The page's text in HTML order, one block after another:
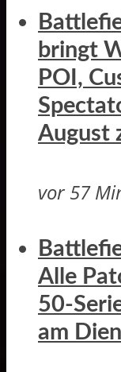
bringt
POI,
August
vor 57
Alle
50-
am